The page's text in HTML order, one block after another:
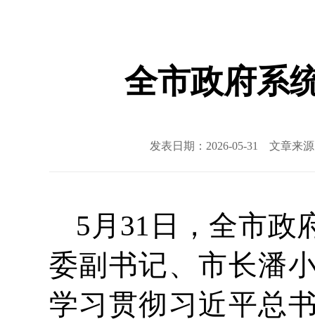
全市政府系
发表日期：2026-05-31 文章来
5月31日，全市政
委副书记、市长潘
学习贯彻习近平总